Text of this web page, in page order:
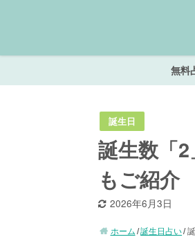
無料
誕生日
誕生数「
もご紹介
2026年6月3日
ホーム 誕生日占い